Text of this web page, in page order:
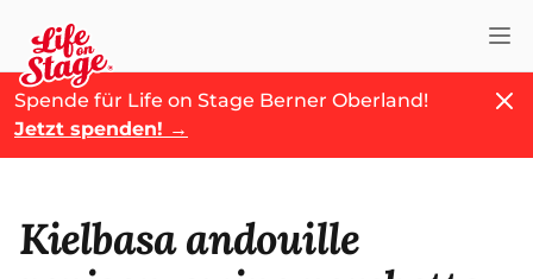
Spende für Life on Stage Berner Oberland!
Jetzt spenden! →
Kielbasa andouille